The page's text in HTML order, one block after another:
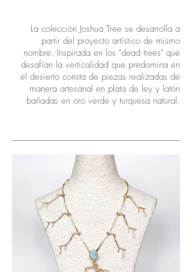
La colección Joshua Tree se desarrolla a
partir del proyecto artístico de mismo
nombre. Inspirada en los "dead trees" que
desafían la verticalidad que predomina en
el desierto consta de piezas realizadas de
manera artesanal en plata de ley y latón
bañadas en oro verde y turquesa natural.